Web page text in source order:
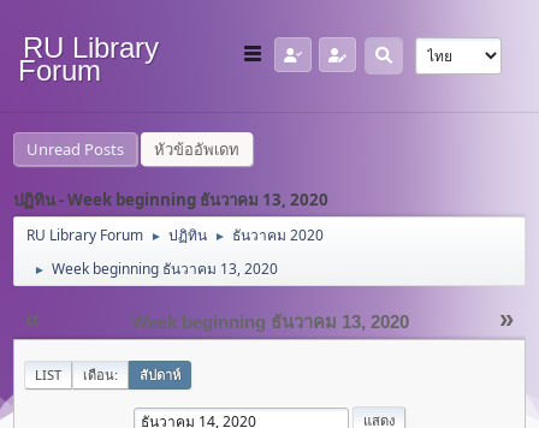
RU Library
Forum
Unread Posts หัวข้ออัพเดท
ปฏิทิน - Week beginning ธันวาคม 13, 2020
RU Library Forum ► ปฏิทิน ► ธันวาคม 2020
► Week beginning ธันวาคม 13, 2020
« »
Week beginning ธันวาคม 13, 2020
LIST เดือน: สัปดาห์